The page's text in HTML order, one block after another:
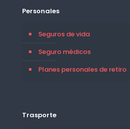
Personales
Seguros de vida
Seguro médicos
Planes personales de retiro
Trasporte